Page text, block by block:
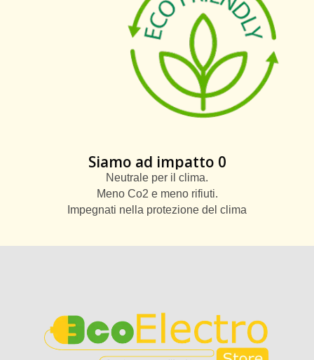
Siamo ad impatto 0
Neutrale per il clima.
Meno Co2 e meno rifiuti.
Impegnati nella protezione del clima